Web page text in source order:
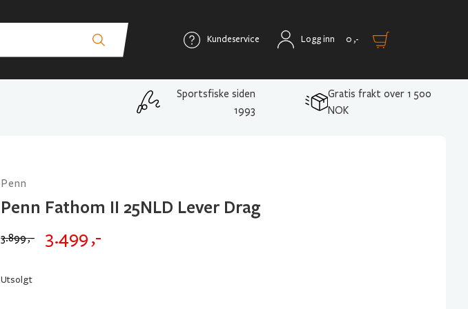
Kundeservice Logg inn 0 ,-
Sportsfiske siden
1993
Gratis frakt over 1 500
NOK
Penn
Penn Fathom II 25NLD Lever Drag
3.899,-
Opprinnelig
pris
3.499,-
Nåværende
pris
Utsolgt